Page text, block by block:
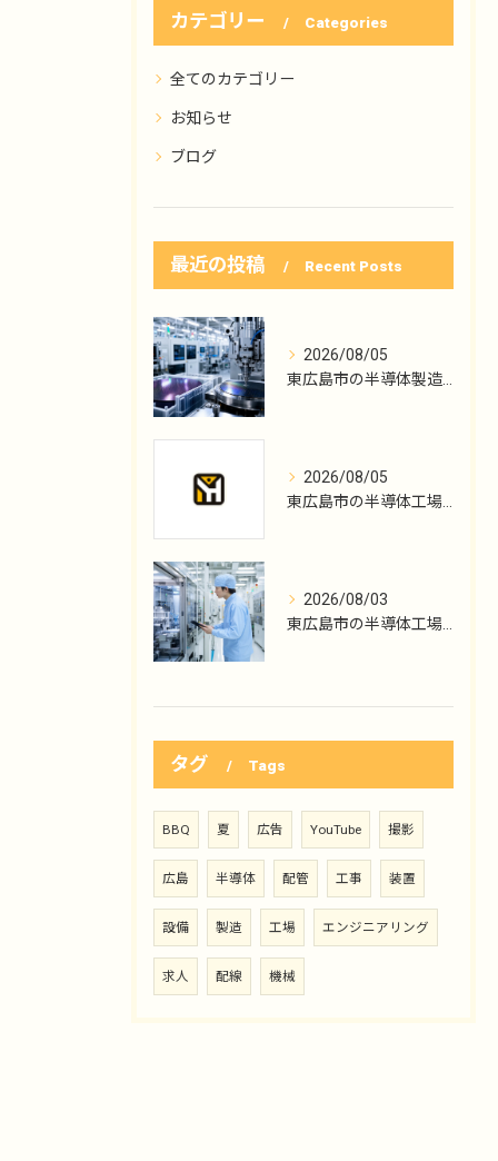
カテゴリー Categories
全てのカテゴリー
お知らせ
ブログ
最近の投稿 Recent Posts
2026/08/05
2026/08/05
2026/08/03
タグ Tags
BBQ 夏 広告 YouTube 撮影
広島 半導体 配管 工事 装置
設備 製造 工場 エンジニアリング
求人 配線 機械